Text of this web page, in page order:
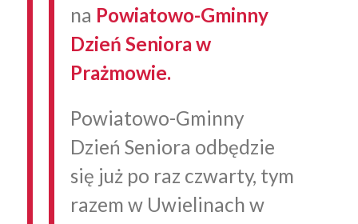
na Powiatowo-Gminny
Dzień Seniora w
Prażmowie.
Powiatowo-Gminny
Dzień Seniora odbędzie
się już po raz czwarty, tym
razem w Uwielinach w